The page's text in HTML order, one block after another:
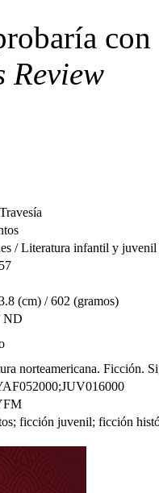
Review
/ Literatura infantil y juvenil
(cm) / 602 (gramos)
ND
norteamericana. Ficción.
ficción juvenil; ficción